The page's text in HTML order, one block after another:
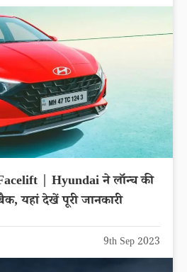
| Hyundai ने लॉन्च की
यहां देखें पूरी जानकारी
9th Sep 2023